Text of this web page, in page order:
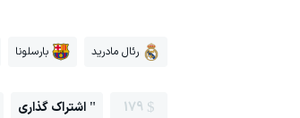
رئال مادرید بارسلونا
179 اشتراک گذاری